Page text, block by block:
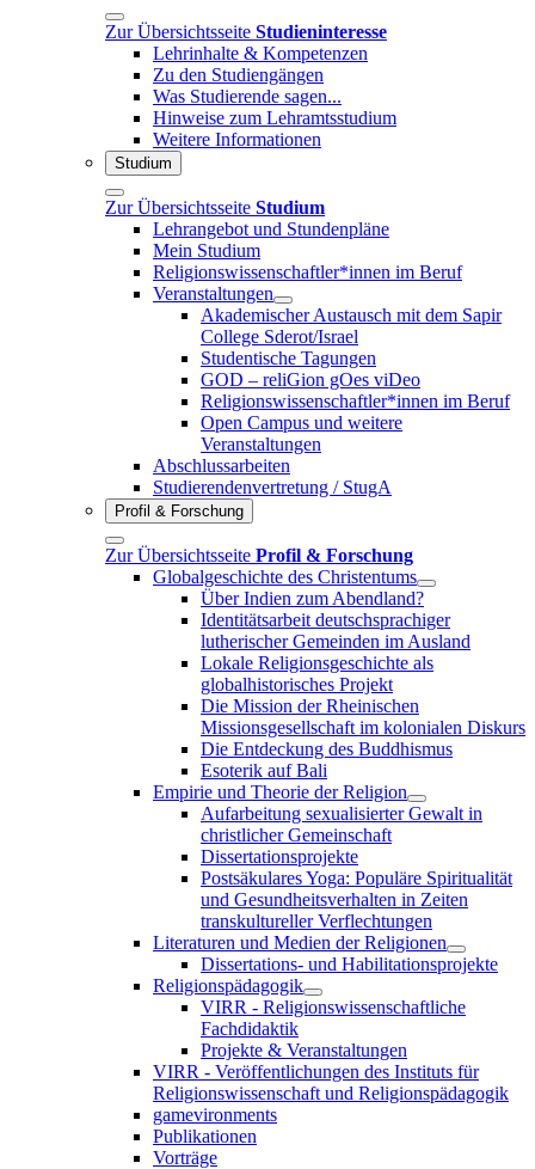
Zur Übersichtsseite Studieninteresse
Lehrinhalte & Kompetenzen
Zu den Studiengängen
Was Studierende sagen...
Hinweise zum Lehramtsstudium
Weitere Informationen
Studium
Zur Übersichtsseite Studium
Lehrangebot und Stundenpläne
Mein Studium
Religionswissenschaftler*innen im Beruf
Veranstaltungen
Akademischer Austausch mit dem Sapir
College Sderot/Israel
Studentische Tagungen
GOD – reliGion gOes viDeo
Religionswissenschaftler*innen im Beruf
Open Campus und weitere
Veranstaltungen
Abschlussarbeiten
Studierendenvertretung / StugA
Profil & Forschung
Zur Übersichtsseite Profil & Forschung
Globalgeschichte des Christentums
Über Indien zum Abendland?
Identitätsarbeit deutschsprachiger
lutherischer Gemeinden im Ausland
Lokale Religionsgeschichte als
globalhistorisches Projekt
Die Mission der Rheinischen
Missionsgesellschaft im kolonialen Diskurs
Die Entdeckung des Buddhismus
Esoterik auf Bali
Empirie und Theorie der Religion
Aufarbeitung sexualisierter Gewalt in
christlicher Gemeinschaft
Dissertationsprojekte
Postsäkulares Yoga: Populäre Spiritualität
und Gesundheitsverhalten in Zeiten
transkultureller Verflechtungen
Literaturen und Medien der Religionen
Dissertations- und Habilitationsprojekte
Religionspädagogik
VIRR - Religionswissenschaftliche
Fachdidaktik
Projekte & Veranstaltungen
VIRR - Veröffentlichungen des Instituts für
Religionswissenschaft und Religionspädagogik
gamevironments
Publikationen
Vorträge